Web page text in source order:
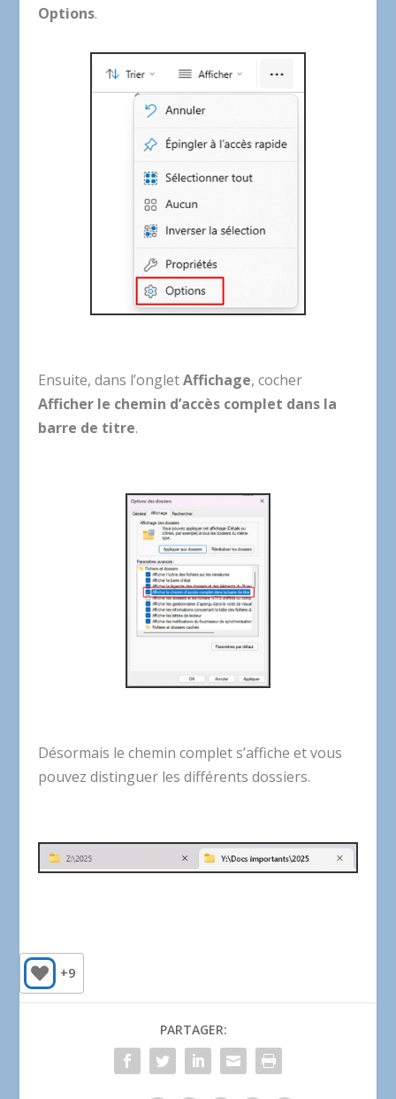
Options.
Ensuite, dans l’ongletAffichage, cocher
Afficher le chemin d’accès complet dans la
barre de titre.
Désormais le chemin complet s’affiche et vous
pouvez distinguer les différents dossiers.
+9
PARTAGER: